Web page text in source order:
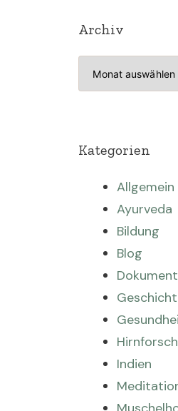
Archiv
Archiv
Kategorien
Allgemein
Ayurveda
Bildung
Blog
Indien